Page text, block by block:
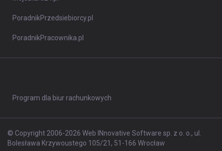
PoradnikPrzedsiebiorcy.pl
PoradnikPracownika.pl
Program dla biur rachunkowych
© Copyright 2006-2026 Web INnovative Software sp. z o. o., ul.
Bolesława Krzywoustego 105/21, 51-166 Wrocław